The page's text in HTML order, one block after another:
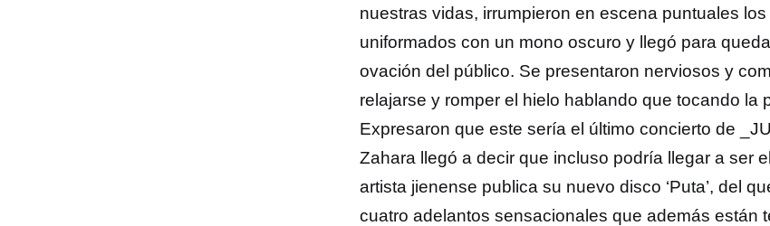
nuestras vidas, irrumpieron en escena puntuales
uniformados con un mono oscuro y llegó para
ovación del público. Se presentaron nerviosos y
relajarse y romper el hielo hablando que tocando la
Expresaron que este sería el último concierto de
Zahara llegó a decir que incluso podría llegar a ser
artista jienense publica su nuevo disco ‘Puta’, del
cuatro adelantos sensacionales que además están